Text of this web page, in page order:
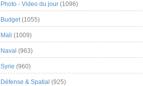
Photo - Video du jour (1096)
Budget(1055)
Mali (1009)
Naval (963)
Syrie (960)
Défense & Spatial (925)